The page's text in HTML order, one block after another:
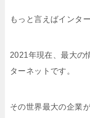
もっと言えばインタ
2021年現在、最大の
ターネットです。
その世界最大の企業